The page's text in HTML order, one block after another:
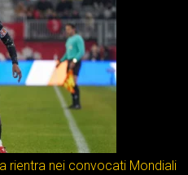
rientra nei convocati Mondiali